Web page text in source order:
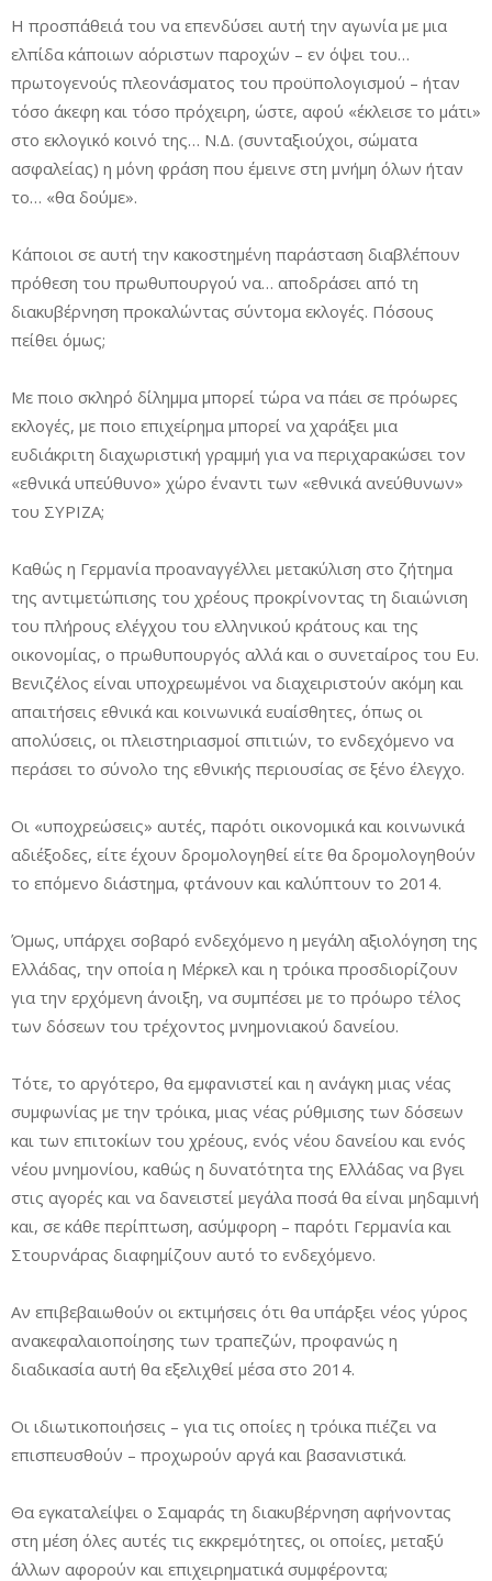
Η προσπάθειά του να επενδύσει αυτή την αγωνία με μια
ελπίδα κάποιων αόριστων παροχών – εν όψει του…
πρωτογενούς πλεονάσματος του προϋπολογισμού – ήταν
τόσο άκεφη και τόσο πρόχειρη, ώστε, αφού «έκλεισε το μάτι»
στο εκλογικό κοινό της… Ν.Δ. (συνταξιούχοι, σώματα
ασφαλείας) η μόνη φράση που έμεινε στη μνήμη όλων ήταν
το… «θα δούμε».
Κάποιοι σε αυτή την κακοστημένη παράσταση διαβλέπουν
πρόθεση του πρωθυπουργού να… αποδράσει από τη
διακυβέρνηση προκαλώντας σύντομα εκλογές. Πόσους
πείθει όμως;
Με ποιο σκληρό δίλημμα μπορεί τώρα να πάει σε πρόωρες
εκλογές, με ποιο επιχείρημα μπορεί να χαράξει μια
ευδιάκριτη διαχωριστική γραμμή για να περιχαρακώσει τον
«εθνικά υπεύθυνο» χώρο έναντι των «εθνικά ανεύθυνων»
του ΣΥΡΙΖΑ;
Καθώς η Γερμανία προαναγγέλλει μετακύλιση στο ζήτημα
της αντιμετώπισης του χρέους προκρίνοντας τη διαιώνιση
του πλήρους ελέγχου του ελληνικού κράτους και της
οικονομίας, ο πρωθυπουργός αλλά και ο συνεταίρος του Ευ.
Βενιζέλος είναι υποχρεωμένοι να διαχειριστούν ακόμη και
απαιτήσεις εθνικά και κοινωνικά ευαίσθητες, όπως οι
απολύσεις, οι πλειστηριασμοί σπιτιών, το ενδεχόμενο να
περάσει το σύνολο της εθνικής περιουσίας σε ξένο έλεγχο.
Οι «υποχρεώσεις» αυτές, παρότι οικονομικά και κοινωνικά
αδιέξοδες, είτε έχουν δρομολογηθεί είτε θα δρομολογηθούν
το επόμενο διάστημα, φτάνουν και καλύπτουν το 2014.
Όμως, υπάρχει σοβαρό ενδεχόμενο η μεγάλη αξιολόγηση της
Ελλάδας, την οποία η Μέρκελ και η τρόικα προσδιορίζουν
για την ερχόμενη άνοιξη, να συμπέσει με το πρόωρο τέλος
των δόσεων του τρέχοντος μνημονιακού δανείου.
Τότε, το αργότερο, θα εμφανιστεί και η ανάγκη μιας νέας
συμφωνίας με την τρόικα, μιας νέας ρύθμισης των δόσεων
και των επιτοκίων του χρέους, ενός νέου δανείου και ενός
νέου μνημονίου, καθώς η δυνατότητα της Ελλάδας να βγει
στις αγορές και να δανειστεί μεγάλα ποσά θα είναι μηδαμινή
και, σε κάθε περίπτωση, ασύμφορη – παρότι Γερμανία και
Στουρνάρας διαφημίζουν αυτό το ενδεχόμενο.
Αν επιβεβαιωθούν οι εκτιμήσεις ότι θα υπάρξει νέος γύρος
ανακεφαλαιοποίησης των τραπεζών, προφανώς η
διαδικασία αυτή θα εξελιχθεί μέσα στο 2014.
Οι ιδιωτικοποιήσεις – για τις οποίες η τρόικα πιέζει να
επισπευσθούν – προχωρούν αργά και βασανιστικά.
Θα εγκαταλείψει ο Σαμαράς τη διακυβέρνηση αφήνοντας
στη μέση όλες αυτές τις εκκρεμότητες, οι οποίες, μεταξύ
άλλων αφορούν και επιχειρηματικά συμφέροντα;